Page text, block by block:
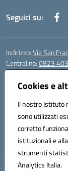
Cookies e
Il nostro Istituto
sono utilizzati
corretto
istituzionali e
strumenti
Analytics Italia.
Seguici su:
Indirizzo:Via San
Centralino:0823
Posta elettronica
Codice fiscale:
Annesse)
Codice
Codice Indice delle
Codice unico di